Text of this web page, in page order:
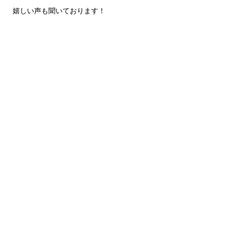
嬉しい声も聞いております！